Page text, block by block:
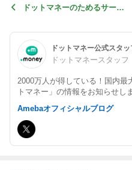
ドットマネーのためるサービ
ドットマネー公式スタ
ドットマネースタッフ
2000万人が得している！国内最
トマネー」の情報をお知らせし
Amebaオフィシャルブログ